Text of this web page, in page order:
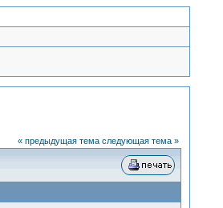
« предыдущая тема следующая тема »